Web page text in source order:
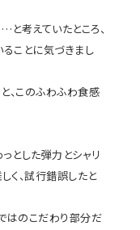
と考えていたところ、
ことに気づきまし
、このふわふわ食感
とした弾力とシャリ
く、試行錯誤したと
はのこだわり部分だ